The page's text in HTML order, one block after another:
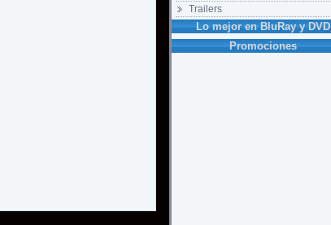
Trailers
Lo mejor en BluRay y DVD
Promociones